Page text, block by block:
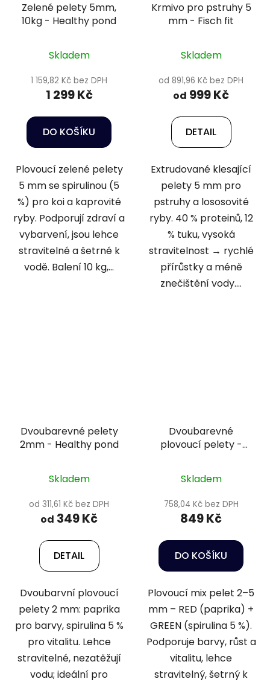
Zelené pelety 5mm,
10kg - Healthy pond
Skladem
1 159,82 Kč bez DPH
1 299 Kč
DO KOŠÍKU
Plovoucí zelené pelety
5 mm se spirulinou (5
%) pro koi a kaprovité
ryby. Podporují zdraví a
vybarvení, jsou lehce
stravitelné a šetrné k
vodě. Balení 10 kg,...
Krmivo pro pstruhy 5
mm - Fisch fit
Skladem
od 891,96 Kč bez DPH
od 999 Kč
DETAIL
Extrudované klesající
pelety 5 mm pro
pstruhy a lososovité
ryby. 40 % proteinů, 12
% tuku, vysoká
stravitelnost → rychlé
přírůstky a méně
znečištění vody....
Dvoubarevné pelety
2mm - Healthy pond
Skladem
od 311,61 Kč bez DPH
od 349 Kč
DETAIL
Dvoubarvní plovoucí
pelety 2 mm: paprika
pro barvy, spirulina 5 %
pro vitalitu. Lehce
stravitelné, nezatěžují
vodu; ideální pro
Dvoubarevné
plovoucí pelety -
Skladem
758,04 Kč bez DPH
849 Kč
DO KOŠÍKU
Plovoucí mix pelet 2–5
mm – RED (paprika) +
GREEN (spirulina 5 %).
Podporuje barvy, růst a
vitalitu, lehce
stravitelný, šetrný k